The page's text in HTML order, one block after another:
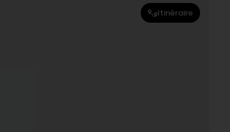
Itinéraire